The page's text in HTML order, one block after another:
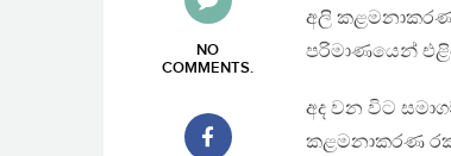
NO
COMMENTS.
අලි
පරිමාණයෙන්
අද වන විට
කළමනාකරණ